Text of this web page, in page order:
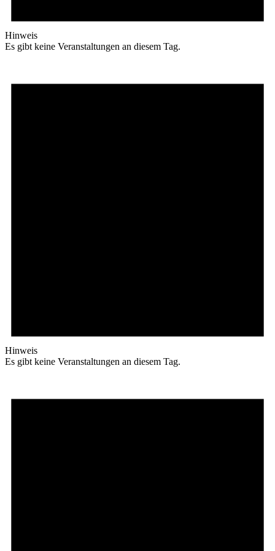
Hinweis
Es gibt keine Veranstaltungen an diesem Tag.
Hinweis
Es gibt keine Veranstaltungen an diesem Tag.